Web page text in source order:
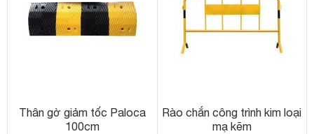
Thân gờ giảm tốc Paloca
100cm
Rào chắn công trình kim loại
mạ kẽm